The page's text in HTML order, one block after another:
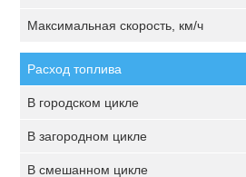
Максимальная скорость, км/ч
Расход топлива
В городском цикле
В загородном цикле
В смешанном цикле